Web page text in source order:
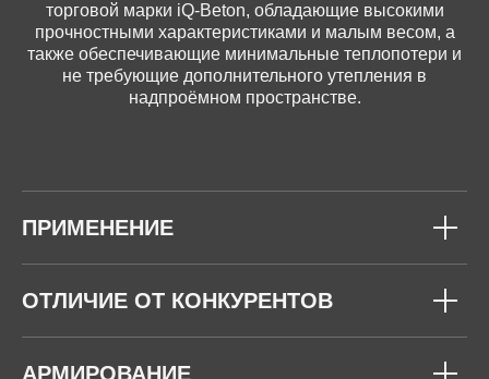
торговой марки iQ-Beton, обладающие высокими
прочностными характеристиками и малым весом, а
также обеспечивающие минимальные теплопотери и
не требующие дополнительного утепления в
надпроёмном пространстве.
ПРИМЕНЕНИЕ
ОТЛИЧИЕ ОТ КОНКУРЕНТОВ
АРМИРОВАНИЕ